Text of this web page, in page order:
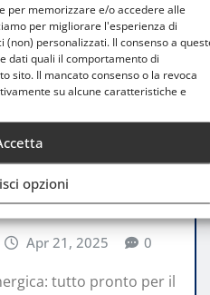
per memorizzare e/o accedere alle
per migliorare l'esperienza di
personalizzati. Il consenso a
dati quali il comportamento di
sito. Il mancato consenso o la revoca
su alcune caratteristiche e
opzioni
Olimpia Milano:
Il Match Di Serie
Apr 21, 2025 0
tutto pronto per il